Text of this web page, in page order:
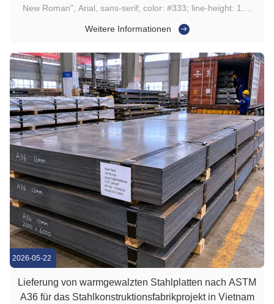
New Roman", Arial, sans-serif; color: #333; line-height: 1.6;
.gtr-container-xyz789 p { margin: 16px 0; text-align: left; font-
Weitere Informationen
2026-05-22
Lieferung von warmgewalzten Stahlplatten nach ASTM
A36 für das Stahlkonstruktionsfabrikprojekt in Vietnam